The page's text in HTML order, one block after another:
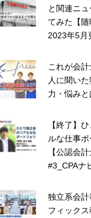
と関連ニ
てみた【
2023年5月
これが会
人に聞い
力・悩みと
【終了】
ルな仕事
【公認会
#3_CPAナ
独立系会
フィック